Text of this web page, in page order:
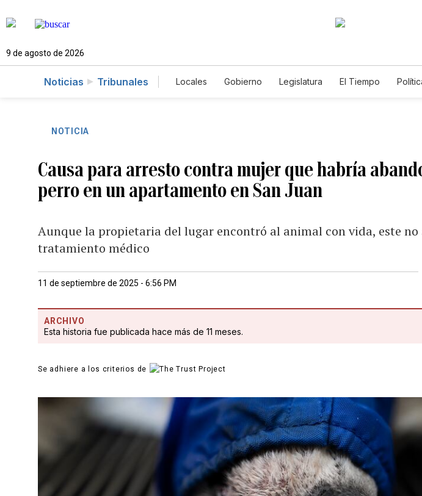
9 de agosto de 2026
Noticias Tribunales Locales Gobierno Legislatura El Tiempo
NOTICIA
Causa para arresto contra mujer que habría
perro en un apartamento en San Juan
Aunque la propietaria del lugar encontró al animal con vida, este
tratamiento médico
11 de septiembre de 2025 - 6:56 PM
ARCHIVO
Esta historia fue publicada hace más de 11 meses.
Se adhiere a los criterios de